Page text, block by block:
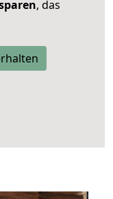
, das